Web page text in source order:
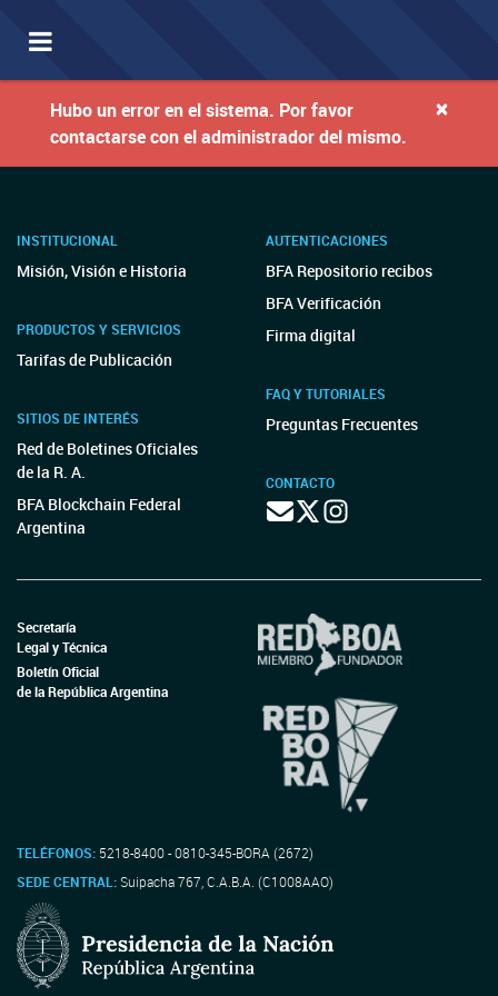
Toggle
navigation
×
Hubo un error en el sistema. Por favor
contactarse con el administrador del mismo.
INSTITUCIONAL
Misión, Visión e Historia
PRODUCTOS Y SERVICIOS
Tarifas de Publicación
SITIOS DE INTERÉS
Red de Boletines Oficiales
de la R. A.
BFA Blockchain Federal
Argentina
AUTENTICACIONES
BFA Repositorio recibos
BFA Verificación
Firma digital
FAQ Y TUTORIALES
Preguntas Frecuentes
CONTACTO
Secretaría
Legal y Técnica
Boletín Oficial
de la República Argentina
TELÉFONOS: 5218-8400 - 0810-345-BORA (2672)
SEDE CENTRAL:Suipacha 767, C.A.B.A. (C1008AAO)